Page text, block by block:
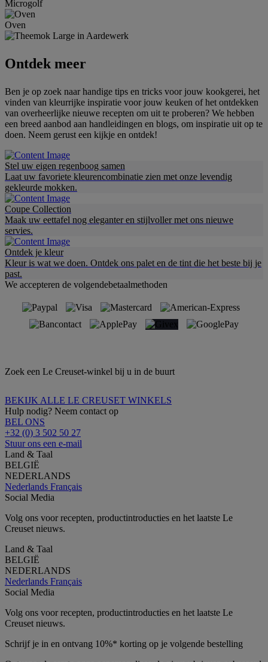
Microgolf
Oven
Ontdek meer
Ben je op zoek naar handige tips en tricks voor jouw kookgerei, het
vinden van kleurrijke inspiratie voor jouw keuken of het ontdekken
van overheerlijke nieuwe recepten om uit te proberen? We hebben
een breed aanbod aan handleidingen en blogs, om inspiratie uit op te
doen. Neem gerust een kijkje en ontdek!
Stel uw eigen regenboog samen
Laat uw favoriete kleurencombinatie zien met onze levendig
gekleurde mokken.
Coupe Collection
Maak uw eettafel nog eleganter en stijlvoller met ons nieuwe
servies.
Ontdek je kleur
Kleur is wat we doen. Ontdek ons palet en de tint die het beste bij je
past.
We accepteren de volgendebetaalmethoden
Zoek een Le Creuset-winkel bij u in de buurt
BEKIJK ALLE LE CREUSET WINKELS
Hulp nodig? Neem contact op
BEL ONS
+32 (0) 3 502 50 27
Stuur ons een e-mail
Land & Taal
BELGIË
NEDERLANDS
Nederlands Français
Social Media
Volg ons voor recepten, productintroducties en het laatste Le
Creuset nieuws.
Land & Taal
BELGIË
NEDERLANDS
Nederlands Français
Social Media
Volg ons voor recepten, productintroducties en het laatste Le
Creuset nieuws.
Schrijf je in en ontvang 10%* korting op je volgende bestelling